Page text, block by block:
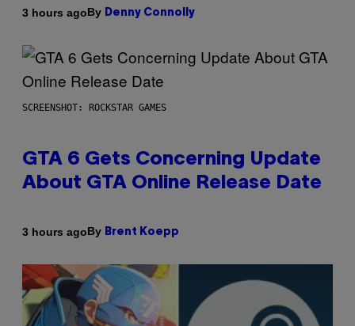
3 hours agoBy Denny Connolly
SCREENSHOT: ROCKSTAR GAMES
GTA 6 Gets Concerning Update
About GTA Online Release Date
3 hours agoBy Brent Koepp